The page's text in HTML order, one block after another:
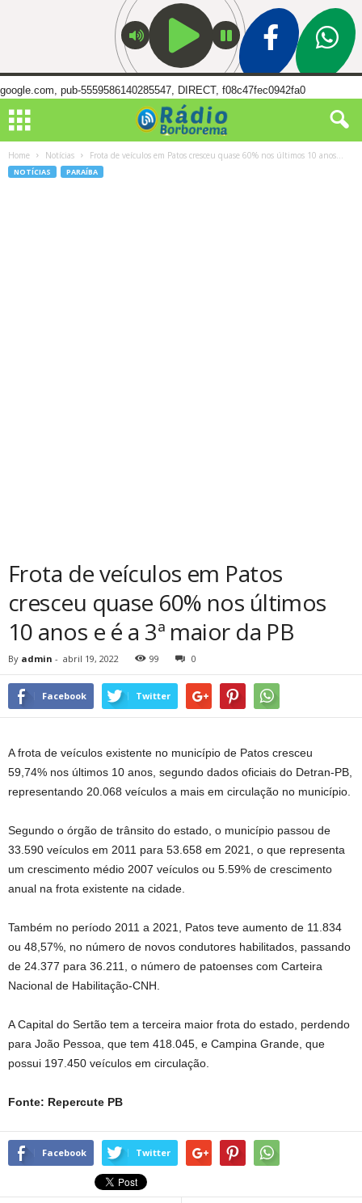
google.com, pub-5559586140285547, DIRECT, f08c47fec0942fa0
Home Notícias Frota de veículos em Patos cresceu quase 60% nos últimos 10 anos...
NOTÍCIAS PARAÍBA
Frota de veículos em Patos
cresceu quase 60% nos últimos
10 anos e é a 3ª maior da PB
By admin - abril 19, 2022 99 0
Facebook Twitter
A frota de veículos existente no município de Patos cresceu
59,74% nos últimos 10 anos, segundo dados oficiais do Detran-PB,
representando 20.068 veículos a mais em circulação no município.
Segundo o órgão de trânsito do estado, o município passou de
33.590 veículos em 2011 para 53.658 em 2021, o que representa
um crescimento médio 2007 veículos ou 5.59% de crescimento
anual na frota existente na cidade.
Também no período 2011 a 2021, Patos teve aumento de 11.834
ou 48,57%, no número de novos condutores habilitados, passando
de 24.377 para 36.211, o número de patoenses com Carteira
Nacional de Habilitação-CNH.
A Capital do Sertão tem a terceira maior frota do estado, perdendo
para João Pessoa, que tem 418.045, e Campina Grande, que
possui 197.450 veículos em circulação.
Fonte: Repercute PB
Facebook Twitter